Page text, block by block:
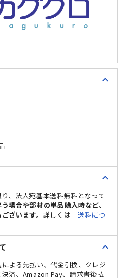
expand_less
expand_less
、法人宛基本送料無料となって
場合や部材の単品購入時など、
ざいます。 詳しくは「送料につ
expand_less
よる先払い、代金引換、クレジ
済、Amazon Pay、請求書後払